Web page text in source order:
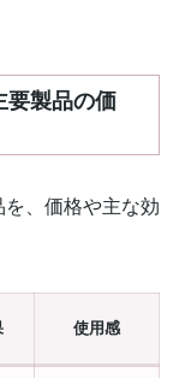
要製品の価
、価格や主な効
使用感